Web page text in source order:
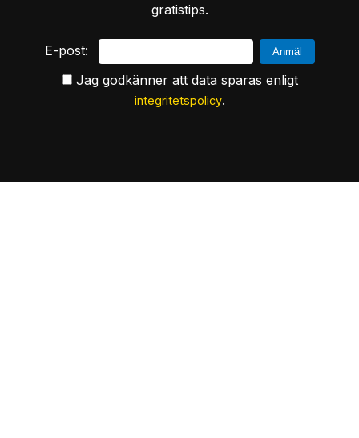
gratistips.
E-post:
Jag godkänner att data sparas enligt
integritetspolicy.